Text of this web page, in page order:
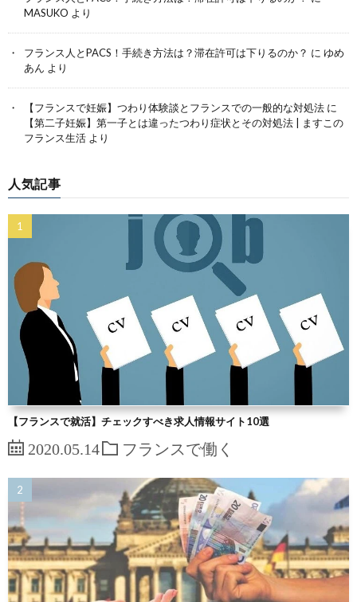
MASUKO より
フランス人とPACS！手続き方法は？滞在許可は下りるのか？ に ゆめ
あん より
【フランスで妊娠】つわり体験談とフランスでの一般的な対処法 に
【第二子妊娠】第一子とは違ったつわり症状とその対処法 | ますこの
フランス生活 より
人気記事
【フランスで就活】チェックすべき求人情報サイト10選
2020.05.14 フランスで働く